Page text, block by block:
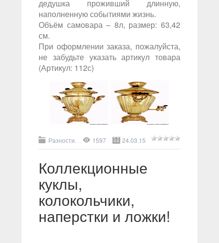
дедушка проживший длинную,
наполненную событиями жизнь.
Объём самовара – 8л, размер: 63,42
см.
При оформлении заказа, пожалуйста,
не забудьте указать артикул товара
(Артикул: 112с)
Разности. 1597 24.03.15
Коллекционные
куклы,
колокольчики,
наперстки и ложки!